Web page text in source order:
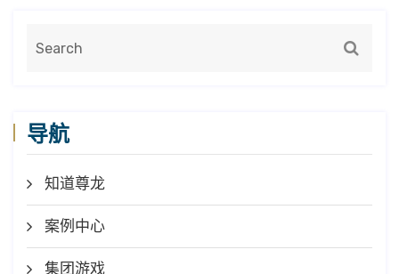
导航
知道尊龙
案例中心
集团游戏